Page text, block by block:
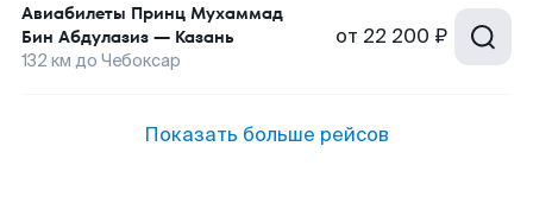
Авиабилеты Принц Мухаммад
Бин Абдулазиз — Казань
132 км до Чебоксар
от 22 200 ₽
Показать больше рейсов